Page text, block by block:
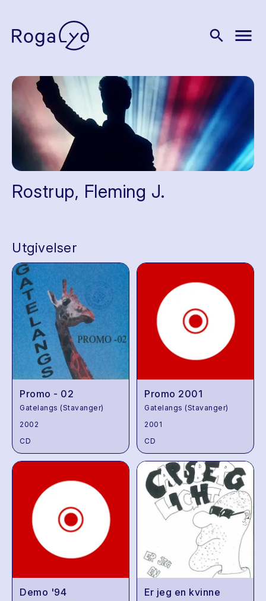
search menu
Rostrup, Fleming J.
Utgivelser
Promo - 02
Gatelangs (Stavanger)
2002
CD
Promo 2001
Gatelangs (Stavanger)
2001
CD
Demo '94 Er jeg en kvinne